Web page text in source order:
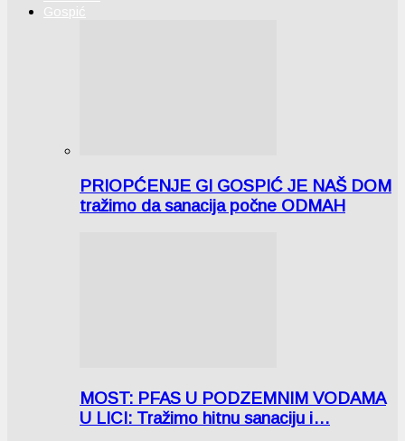
Gospić
PRIOPĆENJE GI GOSPIĆ JE NAŠ DOM
tražimo da sanacija počne ODMAH
MOST: PFAS U PODZEMNIM VODAMA
U LICI: Tražimo hitnu sanaciju i…